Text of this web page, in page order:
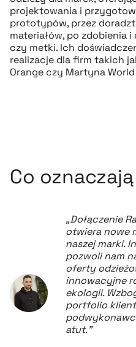
projektowania i
prototypów, przez
materiałów, po zdobienia
czy metki. Ich
realizacje dla firm takich
Orange czy Martyna
Co
„Dołączenie
otwiera nowe
naszej marki.
pozwoli nam
oferty
innowacyjne
ekologii.
portfolio
atut.”